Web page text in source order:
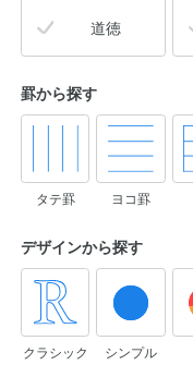
道徳
罫から探す
タテ罫 ヨコ罫
デザインから探す
クラシック
シンプル